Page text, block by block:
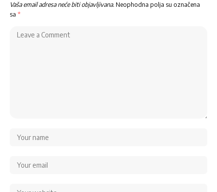
Vaša email adresa neće biti objavljivana. Neophodna polja su označena
sa *